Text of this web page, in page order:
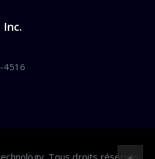
4516